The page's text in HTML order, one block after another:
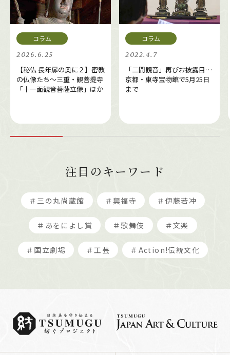
2026.6.25
【秘仏 長年扉の奥に２】密教
の仏像たち～三重・観菩提寺
「十一面観音菩薩立像」ほか
2022.4.7
「二間観音」再びお披露目…
京都・東寺宝物館で5月25日
まで
注目のキーワード
＃三の丸尚蔵館 ＃興福寺 ＃伊藤若冲
＃あをによし賞 ＃歌舞伎 ＃文楽
＃国立劇場 ＃工芸 ＃Action!伝統文化